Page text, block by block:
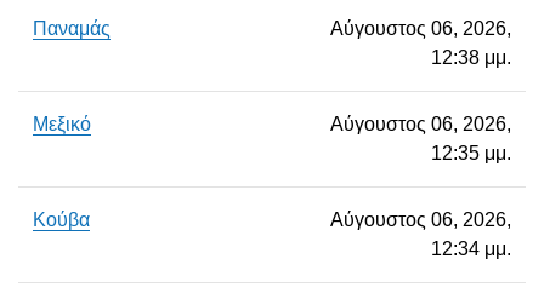
Παναμάς
Αύγουστος 06, 2026,
12:38 μμ.
Μεξικό
Αύγουστος 06, 2026,
12:35 μμ.
Κούβα
Αύγουστος 06, 2026,
12:34 μμ.